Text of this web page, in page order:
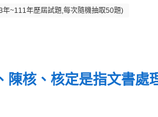
~111年歷屆試題,每次隨機抽取50題)
陳核、核定是指文書